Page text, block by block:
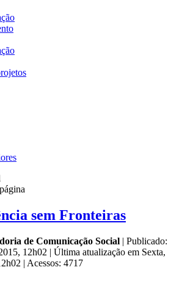
sem Fronteiras
de Comunicação Social | Publicado:
12h02 | Última atualização em Sexta,
| Acessos: 4717